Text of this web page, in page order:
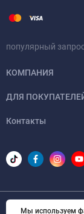
популярный
КОМПАНИЯ
ДЛЯ
Контакты
Мы используем